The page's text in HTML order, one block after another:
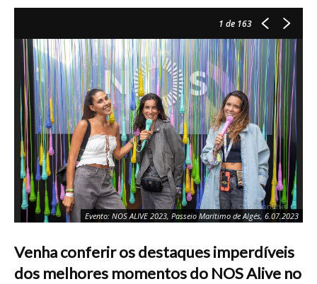
1 de 163
Evento: NOS ALIVE 2023, Passeio Marítimo de Algés, 6.07.2023
Venha conferir os destaques imperdíveis
dos melhores momentos do NOS Alive no